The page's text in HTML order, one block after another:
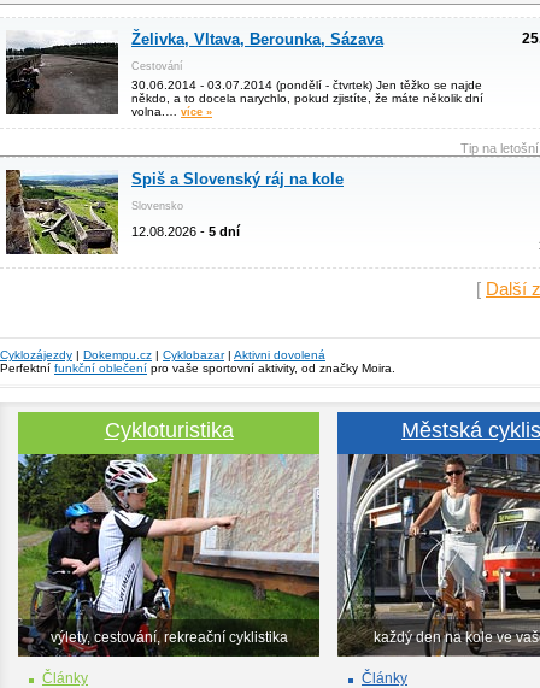
Želivka, Vltava, Berounka, Sázava
Cestování
30.06.2014 - 03.07.2014 (pondělí - čtvrtek) Jen těžko se najde
někdo, a to docela narychlo, pokud zjistíte, že máte několik dní
volna.… více »
Tip na
Spiš a Slovenský ráj na kole
Slovensko
12.08.2026 - 5 dní
[ Další
Cyklozájezdy | Dokempu.cz | Cyklobazar| Aktivni dovolená
Perfektní funkční oblečení pro vaše sportovní aktivity, od značky Moira.
Cykloturistika
výlety, cestování, rekreační cyklistika
Články
Městská
každý den na kole ve
Články